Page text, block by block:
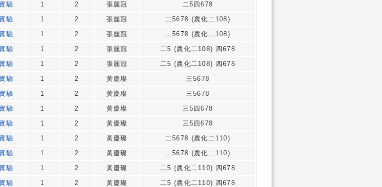
驗 1 2 張麗冠
二5四678
驗 1 2 張麗冠
二5678 (農化二108)
驗 1 2 張麗冠
二5678 (農化二108)
驗 1 2 張麗冠
二5 (農化二108) 四678
驗 1 2 張麗冠
二5 (農化二108) 四678
驗 1 2 黃慶璨
三5678
驗 1 2 黃慶璨
三5678
驗 1 2 黃慶璨
三5四678
驗 1 2 黃慶璨
三5四678
驗 1 2 黃慶璨
二5678 (農化二110)
驗 1 2 黃慶璨
二5678 (農化二110)
驗 1 2 黃慶璨
二5 (農化二110) 四678
驗 1 2 黃慶璨 二5 (農化二110) 四678